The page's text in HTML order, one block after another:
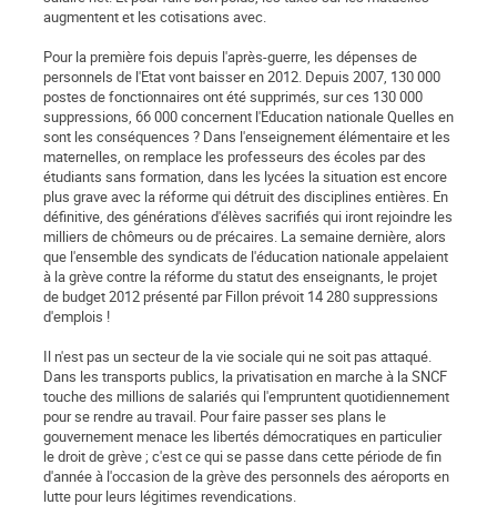
augmentent et les cotisations avec.
Pour la première fois depuis l'après-guerre, les dépenses de
personnels de l'Etat vont baisser en 2012. Depuis 2007, 130 000
postes de fonctionnaires ont été supprimés, sur ces 130 000
suppressions, 66 000 concernent l'Education nationale Quelles en
sont les conséquences ? Dans l'enseignement élémentaire et les
maternelles, on remplace les professeurs des écoles par des
étudiants sans formation, dans les lycées la situation est encore
plus grave avec la réforme qui détruit des disciplines entières. En
définitive, des générations d'élèves sacrifiés qui iront rejoindre les
milliers de chômeurs ou de précaires. La semaine dernière, alors
que l'ensemble des syndicats de l'éducation nationale appelaient
à la grève contre la réforme du statut des enseignants, le projet
de budget 2012 présenté par Fillon prévoit 14 280 suppressions
d'emplois !
Il n'est pas un secteur de la vie sociale qui ne soit pas attaqué.
Dans les transports publics, la privatisation en marche à la SNCF
touche des millions de salariés qui l'empruntent quotidiennement
pour se rendre au travail. Pour faire passer ses plans le
gouvernement menace les libertés démocratiques en particulier
le droit de grève ; c'est ce qui se passe dans cette période de fin
d'année à l'occasion de la grève des personnels des aéroports en
lutte pour leurs légitimes revendications.